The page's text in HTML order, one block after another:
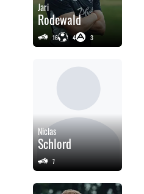
Jari
Rodewald
16 4 3
Niclas
Schlord
7